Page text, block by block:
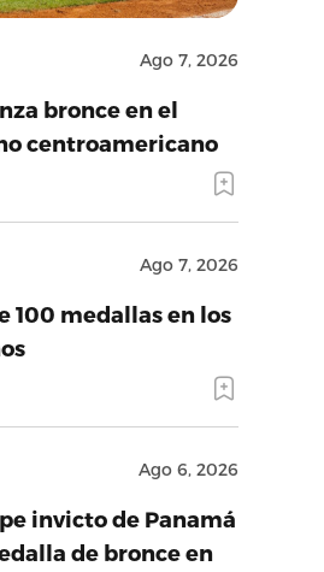
Ago 7, 2026
bronce en el
centroamericano
Ago 7, 2026
100 medallas en los
Ago 6, 2026
invicto de Panamá
de bronce en